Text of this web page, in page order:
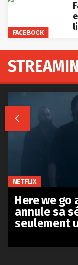
FACEBOOK

NETFLIX
Here we go
annule sa
seulement